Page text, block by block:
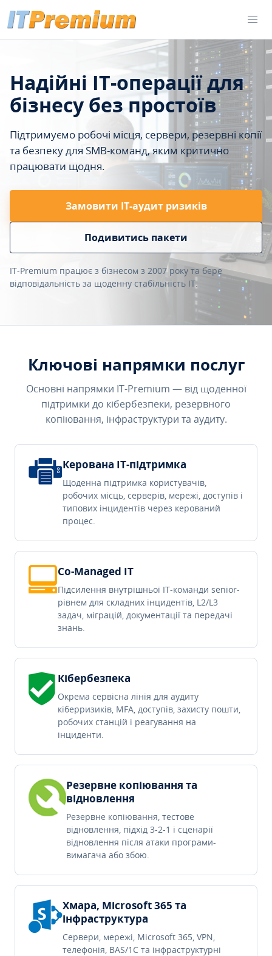
Надійні IT-операції для
бізнесу без простоїв
Підтримуємо робочі місця, сервери, резервні копії
та безпеку для SMB-команд, яким критично
працювати щодня.
Замовити ІТ-аудит ризиків
Подивитись пакети
IT-Premium працює з бізнесом з 2007 року та бере
відповідальність за щоденну стабільність IT.
Ключові напрямки послуг
Основні напрямки IT-Premium — від щоденної
підтримки до кібербезпеки, резервного
копіювання, інфраструктури та аудиту.
Керована IT-підтримка
Щоденна підтримка користувачів,
робочих місць, серверів, мережі, доступів і
типових інцидентів через керований
процес.
Co-Managed IT
Підсилення внутрішньої IT-команди senior-
рівнем для складних інцидентів, L2/L3
задач, міграцій, документації та передачі
знань.
Кібербезпека
Окрема сервісна лінія для аудиту
кіберризиків, MFA, доступів, захисту пошти,
робочих станцій і реагування на
інциденти.
Резервне копіювання та
відновлення
Резервне копіювання, тестове
відновлення, підхід 3-2-1 і сценарії
відновлення після атаки програми-
вимагача або збою.
Хмара, Microsoft 365 та
інфраструктура
Сервери, мережі, Microsoft 365, VPN,
телефонія, BAS/1C та інфраструктурні